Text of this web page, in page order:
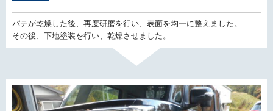
パテが乾燥した後、再度研磨を行い、表面を均一に整えました。
その後、下地塗装を行い、乾燥させました。